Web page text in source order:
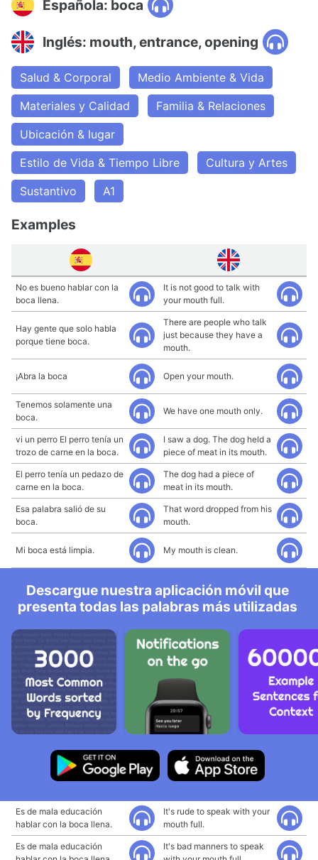
Española: boca
Inglés: mouth, entrance, opening
Salud & Corporal
Medio Ambiente & Vida
Materiales y Calidad
Familia & Relaciones
Ubicación & lugar
Estilo de Vida & Tiempo Libre
Cultura y Artes
Sustantivo
A1
Examples
No es bueno hablar con la
boca llena.
It is not good to talk with
your mouth full.
Hay gente que solo habla
porque tiene boca.
There are people who talk
just because they have a
mouth.
¡Abra la boca Open your mouth.
Tenemos solamente una
boca.
We have one mouth only.
vi un perro El perro tenía un
trozo de carne en la boca.
I saw a dog. The dog held a
piece of meat in its mouth.
El perro tenía un pedazo de
carne en la boca.
The dog had a piece of
meat in its mouth.
Esa palabra salió de su
boca.
That word dropped from his
mouth.
Mi boca está limpia. My mouth is clean.
Descargue nuestra aplicación móvil que
presenta todas las palabras más utilizadas
Es de mala educación
hablar con la boca llena.
It's rude to speak with your
mouth full.
Es de mala educación
It's bad manners to speak